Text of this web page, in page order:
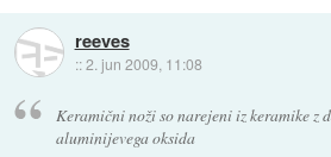
reeves
::2. jun 2009, 11:08
Keramični noži so narejeni iz keramike z
aluminijevega oksida